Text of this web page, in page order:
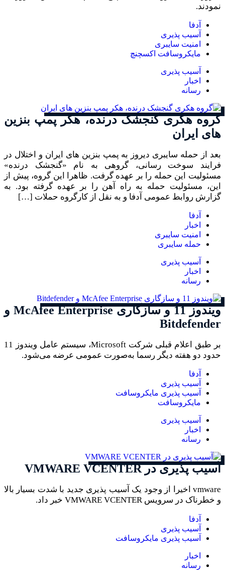
نمودند.
آدفا
آسیب پذیری
امنیت سایبری
مایکروسافت اکسچنچ
آسیب پذیری
اخبار
رسانه
گروه هکری گنجشک درنده، هکر پمپ بنزین
های ایران
بعد از حمله سایبری دیروز به پمپ بنزین های ایران و اختلال در
فرایند سوخت رسانی، گروهی به نام «گنجشک درنده»
مسئولیت این حمله را بر عهده گرفت. ظاهرا این گروه، پیش از
این، مسئولیت حمله به راه آهن را بر عهده گرفته بود. به
گزارش روابط عمومی آدفا و به نقل از کارگروه حملات […]
آدفا
اخبار
امنیت سایبری
حمله سایبری
آسیب پذیری
اخبار
رسانه
ویندوز 11 و سازگاری McAfee Enterprise و
Bitdefender
بر طبق اعلام قبلی شرکت Microsoft، سیستم عامل ویندوز 11
حدود دو هفته دیگر رسما به‌صورت عمومی عرضه می‌شود.
آدفا
آسیب پذیری
آسیب پذیری مایکروسافت
مایکروسافت
آسیب پذیری
اخبار
رسانه
آسیب پذیری در VMWARE VCENTER
vmware اخیرا از وجود یک آسیب پذیری جدید با شدت بسیار بالا
و خطرناک در سرویس VMWARE VCENTER خبر داد.
آدفا
آسیب پذیری
آسیب پذیری مایکروسافت
اخبار
رسانه